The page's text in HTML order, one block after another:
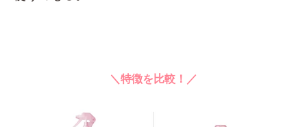
＼特徴を比較！／